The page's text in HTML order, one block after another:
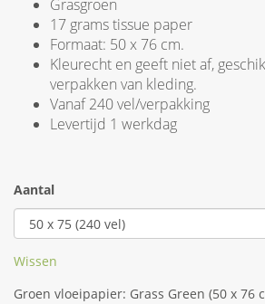
Grasgroen
17 grams tissue paper
Formaat: 50 x 76 cm.
Kleurecht en geeft niet af,
verpakken van kleding.
Vanaf 240 vel/verpakking
Levertijd 1 werkdag
Aantal
Wissen
Groen vloeipapier: Grass Green (50 x 76